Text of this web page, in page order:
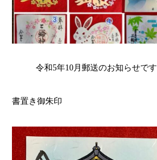
令和5年10月郵送のお知らせです
書置き御朱印